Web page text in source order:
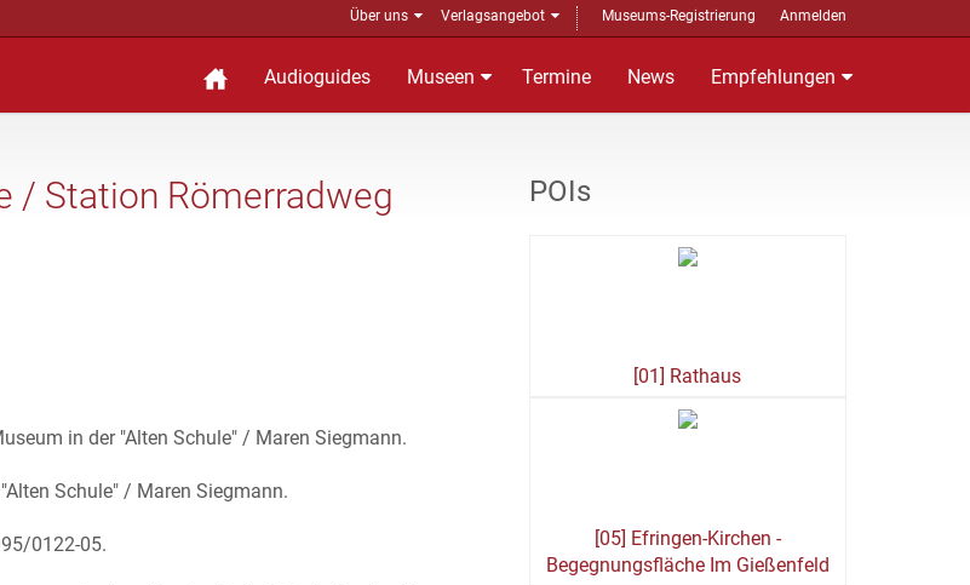
Über uns Verlagsangebot Museums-Registrierung Anmelden
Audioguides Museen Termine News Empfehlungen
/ Station Römerradweg
in der "Alten Schule" / Maren Siegmann.
Schule" / Maren Siegmann.
0122-05.
POIs
[01] Rathaus
[05] Efringen-Kirchen -
Begegnungsfläche Im Gießenfeld